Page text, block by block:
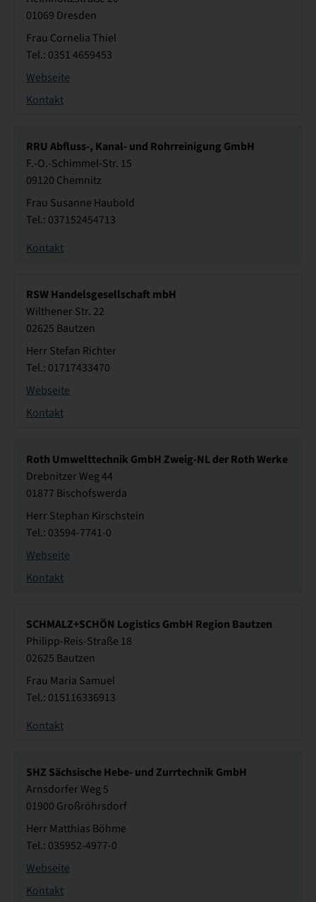
01069 Dresden
Frau Cornelia Thiel
Tel.: 0351 4659453
Webseite
Kontakt
RRU Abfluss-, Kanal- und Rohrreinigung GmbH
F.-O.-Schimmel-Str. 15
09120 Chemnitz
Frau Susanne Haubold
Tel.: 037152454713
Kontakt
RSW Handelsgesellschaft mbH
Wilthener Str. 22
02625 Bautzen
Herr Stefan Richter
Tel.: 01717433470
Webseite
Kontakt
Roth Umwelttechnik GmbH Zweig-NL der Roth Werke
Drebnitzer Weg 44
01877 Bischofswerda
Herr Stephan Kirschstein
Tel.: 03594-7741-0
Webseite
Kontakt
SCHMALZ+SCHÖN Logistics GmbH Region Bautzen
Philipp-Reis-Straße 18
02625 Bautzen
Frau Maria Samuel
Tel.: 015116336913
Kontakt
SHZ Sächsische Hebe- und Zurrtechnik GmbH
Arnsdorfer Weg 5
01900 Großröhrsdorf
Herr Matthias Böhme
Tel.: 035952-4977-0
Webseite
Kontakt